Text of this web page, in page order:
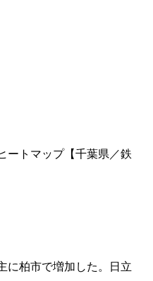
トマップ【千葉県／鉄
に柏市で増加した。日立